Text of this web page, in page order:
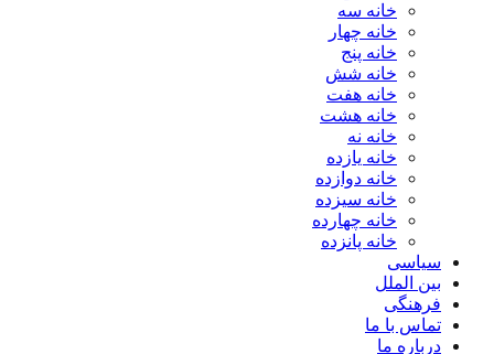
خانه سه
خانه چهار
خانه پنج
خانه شش
خانه هفت
خانه هشت
خانه نه
خانه یازده
خانه دوازده
خانه سیزده
خانه چهارده
خانه پانزده
سیاسی
بین الملل
فرهنگی
تماس با ما
درباره ما